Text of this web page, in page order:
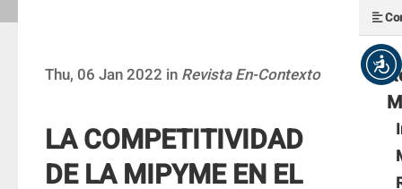
Thu, 06 Jan 2022 in Revista En-Contexto
LA COMPETITIVIDAD
DE LA MIPYME EN EL